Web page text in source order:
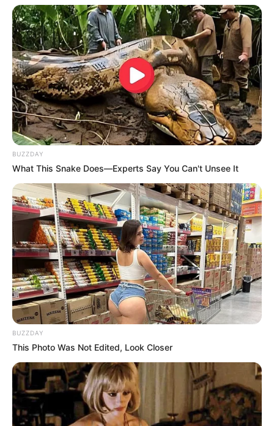
Mute
Baca juga:Biodata, Profil, dan Fakta Bima Studio
BUZZDAY
What This Snake Does—Experts Say You Can't Unsee It
BUZZDAY
This Photo Was Not Edited, Look Closer